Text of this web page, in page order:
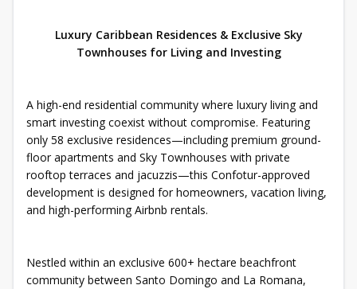
Luxury Caribbean Residences & Exclusive Sky
Townhouses for Living and Investing
A high-end residential community where luxury living and
smart investing coexist without compromise. Featuring
only 58 exclusive residences—including premium ground-
floor apartments and Sky Townhouses with private
rooftop terraces and jacuzzis—this Confotur-approved
development is designed for homeowners, vacation living,
and high-performing Airbnb rentals.
Nestled within an exclusive 600+ hectare beachfront
community between Santo Domingo and La Romana,